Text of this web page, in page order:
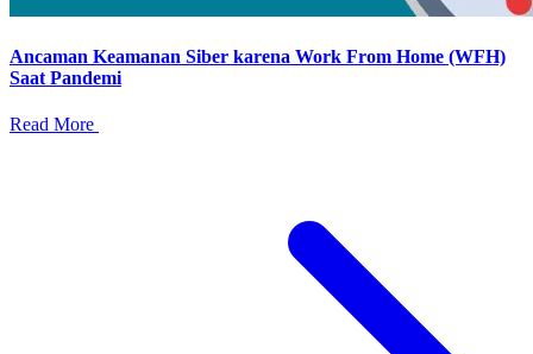
Ancaman Keamanan Siber karena Work From Home (WFH)
Saat Pandemi
Read More